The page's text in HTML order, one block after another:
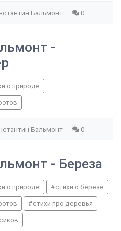
Бальмонт 0
-
о природе
Бальмонт 0
- Береза
о природе стихи о березе
стихи про деревья